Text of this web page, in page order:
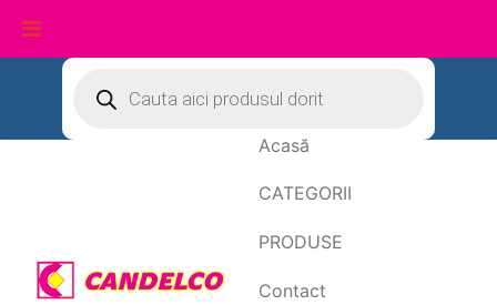
conținut
search
Acasă
CATEGORII
PRODUSE
Contact